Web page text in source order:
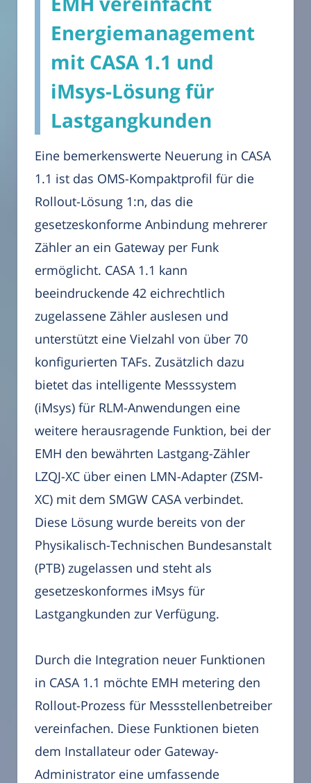
Energiemanagement
mit CASA 1.1 und
iMsys-Lösung für
Lastgangkunden
Eine bemerkenswerte Neuerung in CASA
1.1 ist das OMS-Kompaktprofil für die
Rollout-Lösung 1:n, das die
gesetzeskonforme Anbindung mehrerer
Zähler an ein Gateway per Funk
ermöglicht. CASA 1.1 kann
beeindruckende 42 eichrechtlich
zugelassene Zähler auslesen und
unterstützt eine Vielzahl von über 70
konfigurierten TAFs. Zusätzlich dazu
bietet das intelligente Messsystem
(iMsys) für RLM-Anwendungen eine
weitere herausragende Funktion, bei der
EMH den bewährten Lastgang-Zähler
LZQJ-XC über einen LMN-Adapter (ZSM-
XC) mit dem SMGW CASA verbindet.
Diese Lösung wurde bereits von der
Physikalisch-Technischen Bundesanstalt
(PTB) zugelassen und steht als
gesetzeskonformes iMsys für
Lastgangkunden zur Verfügung.
Durch die Integration neuer Funktionen
in CASA 1.1 möchte EMH metering den
Rollout-Prozess für Messstellenbetreiber
vereinfachen. Diese Funktionen bieten
dem Installateur oder Gateway-
Administrator eine umfassende